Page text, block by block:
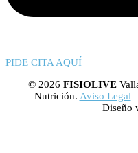
PIDE CITA AQUÍ
© 2026 FISIOLIVE
Nutrición. Aviso Legal |
Diseño